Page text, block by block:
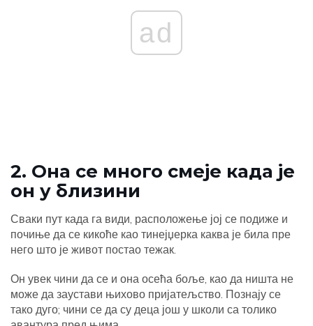
ad
2. Она се много смеје када је
он у близини
Сваки пут када га види, расположење јој се подиже и
почиње да се кикоће као тинејџерка каква је била пре
него што је живот постао тежак.
Он увек чини да се и она осећа боље, као да ништа не
може да заустави њихово пријатељство. Познају се
тако дуго; чини се да су деца још у школи са толико